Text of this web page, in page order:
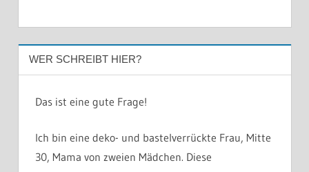
WER SCHREIBT HIER?
Das ist eine gute Frage!
Ich bin eine deko- und bastelverrückte Frau, Mitte
30, Mama von zweien Mädchen. Diese